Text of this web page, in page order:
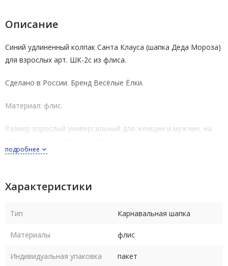
Описание
Синий удлиненный колпак Санта Клауса (шапка Деда Мороза)
для взрослых арт. ШК-2с из флиса.
Сделано в России. Бренд Весёлые Ёлки.
Материал: флис.
Размер взрослый универсальный для женщин и мужчин, на
убора - шапки, колпака, шляпы или др. необходимо измерить
подробнее
Характеристики
Тип Карнавальная шапка
Материалы флис
Индивидуальная упаковка пакет